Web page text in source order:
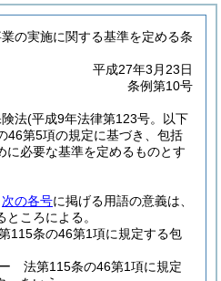
の実施に関する基準を定める条
平成27年3月23日
条例第10号
法(平成9年法律第123号。以下
46第5項の規定に基づき、包括
に必要な基準を定めるものとす
次の各号に掲げる用語の意義は、
ところによる。
115条の46第1項に規定する包
法第115条の46第1項に規定